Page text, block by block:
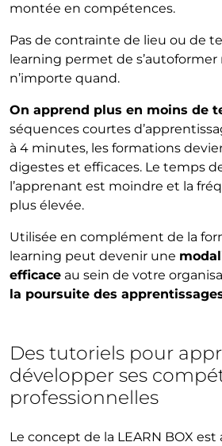
montée en compétences.
Pas de contrainte de lieu ou de
learning permet de s’autoformer
n’importe quand.
On apprend plus en moins de
séquences courtes
à 4 minutes, les formations
digestes et efficaces. Le temps
l’apprenant est moindre et la
plus élevée.
Utilisée en complément de la
learning peut devenir une
efficace au sein de votre
la poursuite des
Des tutoriels pour
développer ses
professionnelles
Le concept de la LEARN BOX